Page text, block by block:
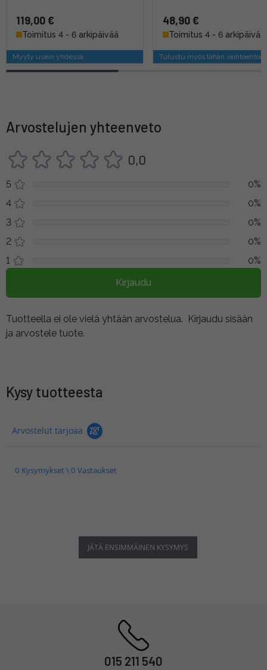
119,00 €
Toimitus 4 - 6 arkipäivää
Myyty usein yhdessä
48,90 €
Toimitus 4 - 6 arkipäivää
Tutustu myös tähän
Arvostelujen yhteenveto
0,0
5
0%
4
0%
3
0%
2
0%
1
0%
Kirjaudu
Tuotteella ei ole vielä yhtään arvostelua. Kirjaudu sisään
ja arvostele tuote.
Kysy tuotteesta
Arvostelut tarjoaa
0 Kysymykset \ 0 Vastaukset
JÄTÄ ENSIMMÄINEN KYSYMYS
015 211 540